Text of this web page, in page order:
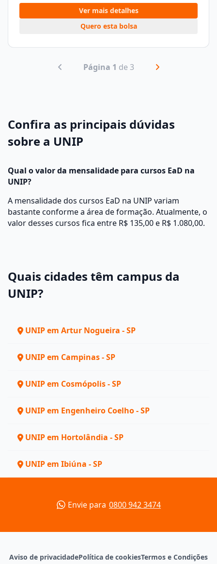
Ver mais detalhes
Quero esta bolsa
Página 1 de 3
Confira as principais dúvidas
sobre a UNIP
Qual o valor da mensalidade para cursos EaD na
UNIP?
A mensalidade dos cursos EaD na UNIP variam
bastante conforme a área de formação. Atualmente, o
valor desses cursos fica entre R$ 135,00 e R$ 1.080,00.
Quais cidades têm campus da
UNIP?
UNIP em Artur Nogueira - SP
UNIP em Campinas - SP
UNIP em Cosmópolis - SP
UNIP em Engenheiro Coelho - SP
UNIP em Hortolândia - SP
UNIP em Ibiúna - SP
Envie para 0800 942 3474
Aviso de privacidadePolítica de cookiesTermos e Condições